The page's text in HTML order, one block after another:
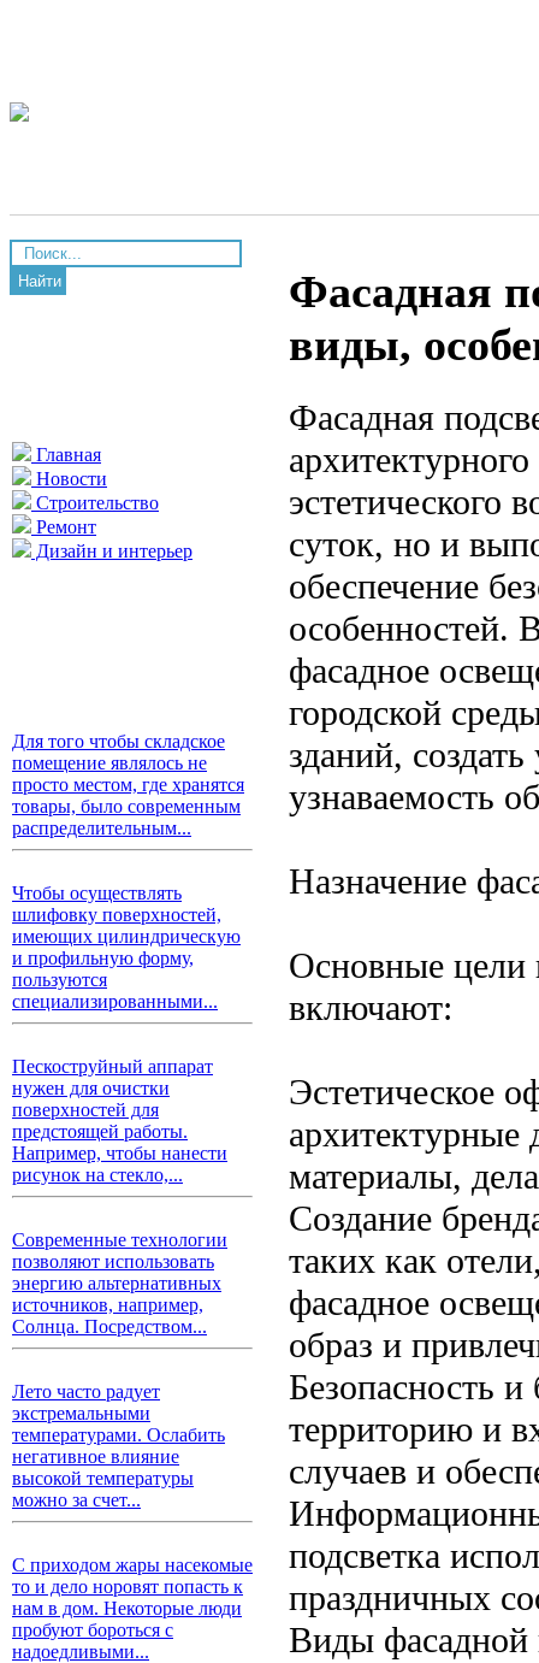
Найти
Главная
Новости
Строительство
Ремонт
Дизайн и интерьер
Для того чтобы складское
помещение являлось не
просто местом, где хранятся
товары, было современным
распределительным...
Чтобы осуществлять
шлифовку поверхностей,
имеющих цилиндрическую
и профильную форму,
пользуются
специализированными...
Пескоструйный аппарат
нужен для очистки
поверхностей для
предстоящей работы.
Например, чтобы нанести
рисунок на стекло,...
Современные технологии
позволяют использовать
энергию альтернативных
источников, например,
Солнца. Посредством...
Лето часто радует
экстремальными
температурами. Ослабить
негативное влияние
высокой температуры
можно за счет...
С приходом жары насекомые
то и дело норовят попасть к
нам в дом. Некоторые люди
пробуют бороться с
надоедливыми...
Фасадная
виды,
Фасадная
эстетического
суток, но и
обеспечение
особенностей.
фасадное
городской
зданий,
узнаваемость
Назначение
Основные цели
включают:
Эстетическое
архитектурные
материалы,
Создание
таких как
фасадное
образ и
Безопасность
территорию и
случаев и
подсветка
праздничных
Виды фасадной